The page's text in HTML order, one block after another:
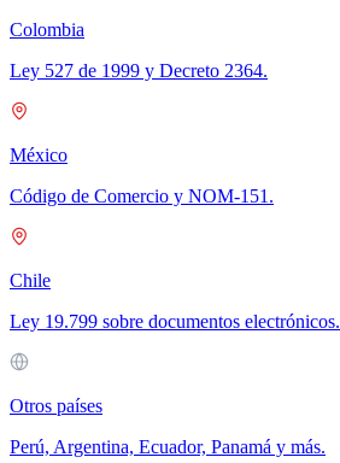
Colombia
Ley 527 de 1999 y Decreto 2364.
México
Código de Comercio y NOM-151.
Chile
Ley 19.799 sobre documentos electrónicos.
Otros países
Perú, Argentina, Ecuador, Panamá y más.